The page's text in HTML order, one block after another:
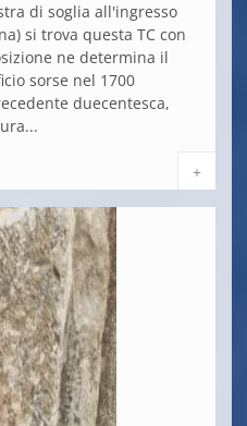
di soglia all'ingresso
si trova questa TC con
ne determina il
sorse nel 1700
duecentesca,
+